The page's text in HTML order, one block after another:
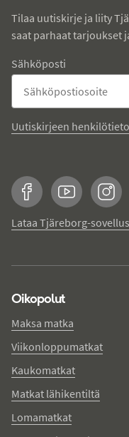
Tilaa uutiskirje ja liity
saat parhaat tarjoukset
Sähköposti
Uutiskirjeen
FacebookYouTube
Lataa Tjäreborg-
Oikopolut
Maksa matka
Viikonloppumatkat
Kaukomatkat
Matkat lähikentiltä
Lomamatkat